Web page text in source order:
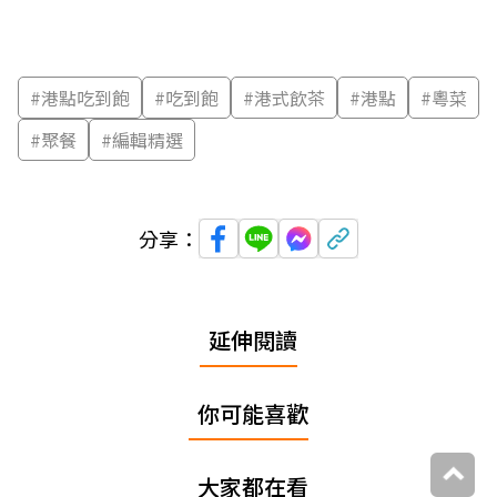
#港點吃到飽 #吃到飽 #港式飲茶 #港點 #粵菜
#聚餐 #編輯精選
分享：
延伸閱讀
你可能喜歡
大家都在看